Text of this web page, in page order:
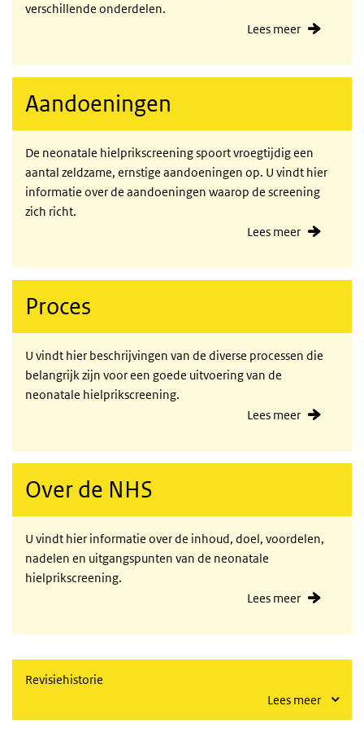
verschillende onderdelen.
Lees meer
Aandoeningen
De neonatale hielprikscreening spoort vroegtijdig een
aantal zeldzame, ernstige aandoeningen op. U vindt hier
informatie over de aandoeningen waarop de screening
zich richt.
Lees meer
Proces
U vindt hier beschrijvingen van de diverse processen die
belangrijk zijn voor een goede uitvoering van de
neonatale hielprikscreening.
Lees meer
Over de NHS
U vindt hier informatie over de inhoud, doel, voordelen,
nadelen en uitgangspunten van de neonatale
hielprikscreening.
Lees meer
Revisiehistorie
Lees meer